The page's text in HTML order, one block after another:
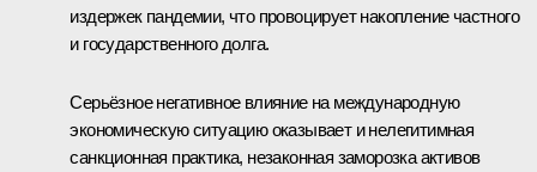
издержек пандемии, что провоцирует накопление частного
и государственного долга.
Серьёзное негативное влияние на международную
экономическую ситуацию оказывает и нелегитимная
санкционная практика, незаконная заморозка активов